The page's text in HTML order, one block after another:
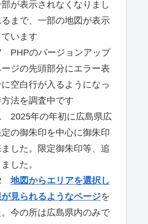
が表示されなくなりまし
まで、一部の地図が表示
います
PHPのバージョンアップ
ジの先頭部分にエラー表
空白行が入るようになっ
法を調査中です
2025年の年初に広島県広
の御朱印を中心に御朱印
した。限定御朱印等、追
した。
地図からエリアを選択し
見られるようなページを
今の所は広島県内のみで